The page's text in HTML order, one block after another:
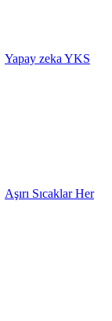
Yapay zeka YKS
Aşırı Sıcaklar Her